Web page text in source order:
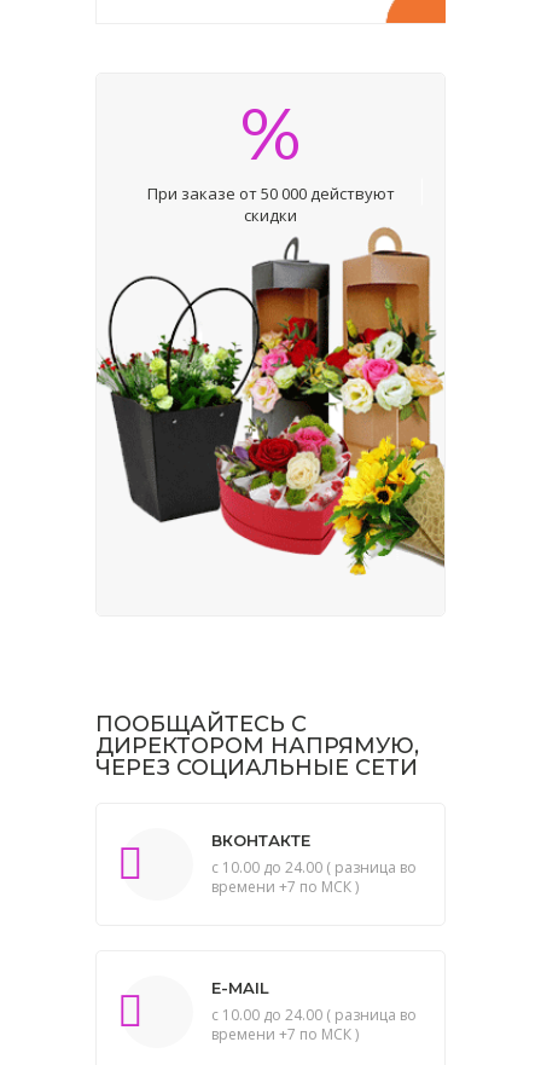
%
При заказе от 50 000 действуют
скидки
ПООБЩАЙТЕСЬ С
ДИРЕКТОРОМ НАПРЯМУЮ,
ЧЕРЕЗ СОЦИАЛЬНЫЕ СЕТИ
ВКОНТАКТЕ
с 10.00 до 24.00 ( разница во
времени +7 по МСК )
E-MAIL
с 10.00 до 24.00 ( разница во
времени +7 по МСК )